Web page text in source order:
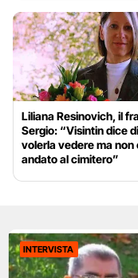
Liliana Resinovich, il
Sergio: “Visintin dice di
volerla vedere ma non
andato al cimitero”
INTERVISTA